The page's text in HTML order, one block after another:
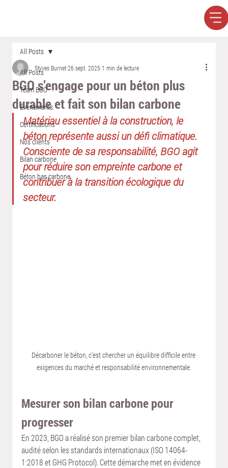
All Posts
Team BGO
Événements
Certifications
Nos clients
Bilan carbone
Béton bas carbone
All Posts
BGO s’engage pour un béton plus
durable et fait son bilan carbone
Styves Burnet26 sept. 2025 1 min de lecture
Matériau essentiel à la construction, le
béton représente aussi un défi climatique.
Consciente de sa responsabilité, BGO agit
pour réduire son empreinte carbone et
contribuer à la transition écologique du
secteur.
Décarboner le béton, c’est chercher un équilibre difficile entre
exigences du marché et responsabilité environnementale.
Mesurer son bilan carbone pour
progresser
En 2023, BGO a réalisé son premier bilan carbone complet,
audité selon les standards internationaux (ISO 14064-
1:2018 et GHG Protocol). Cette démarche met en évidence